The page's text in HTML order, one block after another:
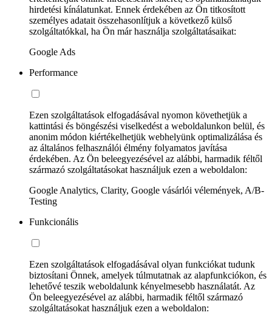
hirdetési kínálatunkat. Ennek érdekében az Ön titkosított
személyes adatait összehasonlítjuk a következő külső
szolgáltatókkal, ha Ön már használja szolgáltatásaikat:
Google Ads
Performance
Ezen szolgáltatások elfogadásával nyomon követhetjük a
kattintási és böngészési viselkedést a weboldalunkon belül, és
anonim módon kiértékelhetjük webhelyünk optimalizálása és
az általános felhasználói élmény folyamatos javítása
érdekében. Az Ön beleegyezésével az alábbi, harmadik féltől
származó szolgáltatásokat használjuk ezen a weboldalon:
Google Analytics, Clarity, Google vásárlói vélemények, A/B-
Testing
Funkcionális
Ezen szolgáltatások elfogadásával olyan funkciókat tudunk
biztosítani Önnek, amelyek túlmutatnak az alapfunkciókon, és
lehetővé teszik weboldalunk kényelmesebb használatát. Az
Ön beleegyezésével az alábbi, harmadik féltől származó
szolgáltatásokat használjuk ezen a weboldalon: